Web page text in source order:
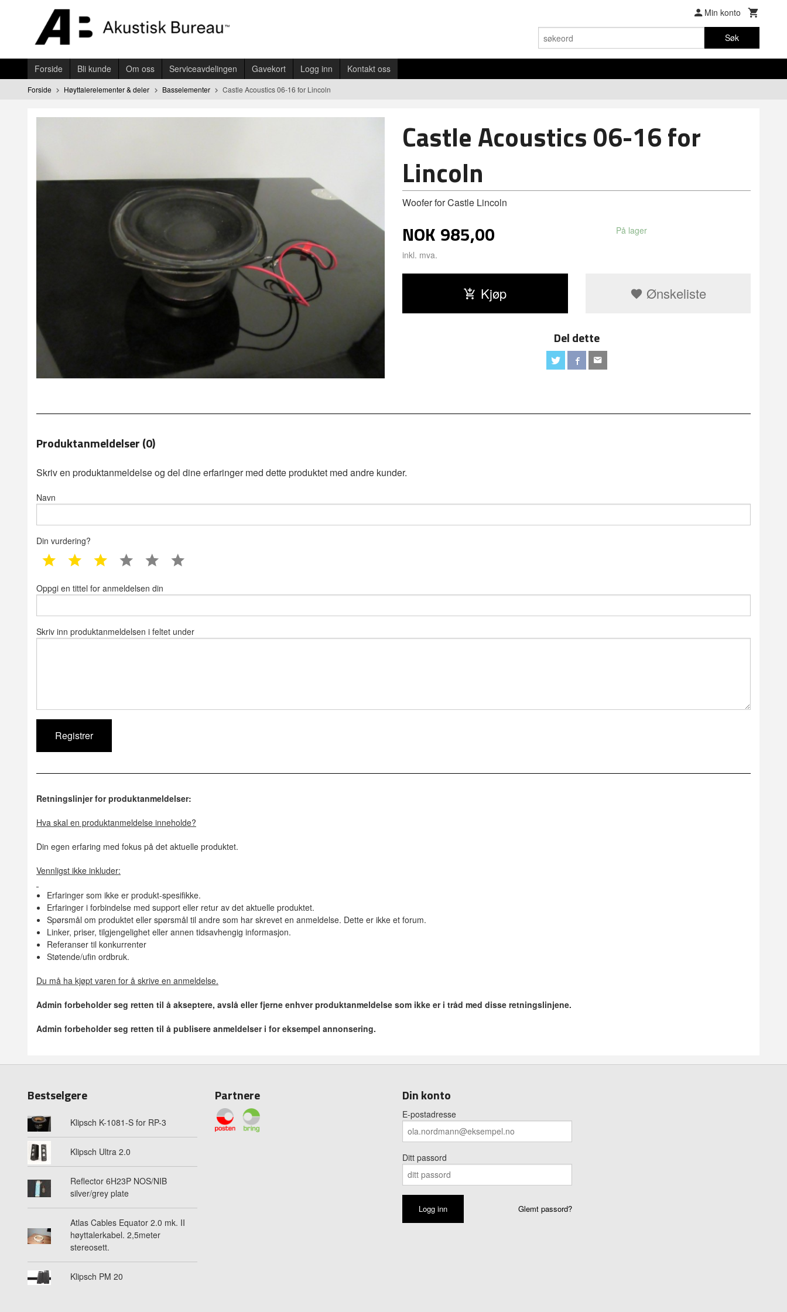
Min konto
Søk
Forside Bli kunde Om oss Serviceavdelingen Gavekort Logg inn Kontakt oss
Forside Høyttalerelementer & deler Basselementer Castle Acoustics 06-16 for Lincoln
Castle Acoustics 06-16 for
Lincoln
Woofer for Castle Lincoln
NOK 985,00
inkl. mva.
På lager
Kjøp Ønskeliste
Del dette
Produktanmeldelser (0)
Skriv en produktanmeldelse og del dine erfaringer med dette produktet med andre kunder.
Navn
Din vurdering?
1 star 2 star 3 star 4 star 5 star
Oppgi en tittel for anmeldelsen din
Skriv inn produktanmeldelsen i feltet under
Retningslinjer for produktanmeldelser:
Hva skal en produktanmeldelse inneholde?
Din egen erfaring med fokus på det aktuelle produktet.
Vennligst ikke inkluder:
Erfaringer som ikke er produkt-spesifikke.
Erfaringer i forbindelse med support eller retur av det aktuelle produktet.
Spørsmål om produktet eller spørsmål til andre som har skrevet en anmeldelse. Dette er ikke et forum.
Linker, priser, tilgjengelighet eller annen tidsavhengig informasjon.
Referanser til konkurrenter
Støtende/ufin ordbruk.
Du må ha kjøpt varen for å skrive en anmeldelse.
Admin forbeholder seg retten til å akseptere, avslå eller fjerne enhver produktanmeldelse som ikke er i tråd med disse retningslinjene.
Admin forbeholder seg retten til å publisere anmeldelser i for eksempel annonsering.
Bestselgere
Klipsch K-1081-S for RP-3
Klipsch Ultra 2.0
Reflector 6H23P NOS/NIB
silver/grey plate
Atlas Cables Equator 2.0 mk. II
høyttalerkabel. 2,5meter
stereosett.
Klipsch PM 20
Partnere Din konto
E-postadresse
Ditt passord
Glemt passord?